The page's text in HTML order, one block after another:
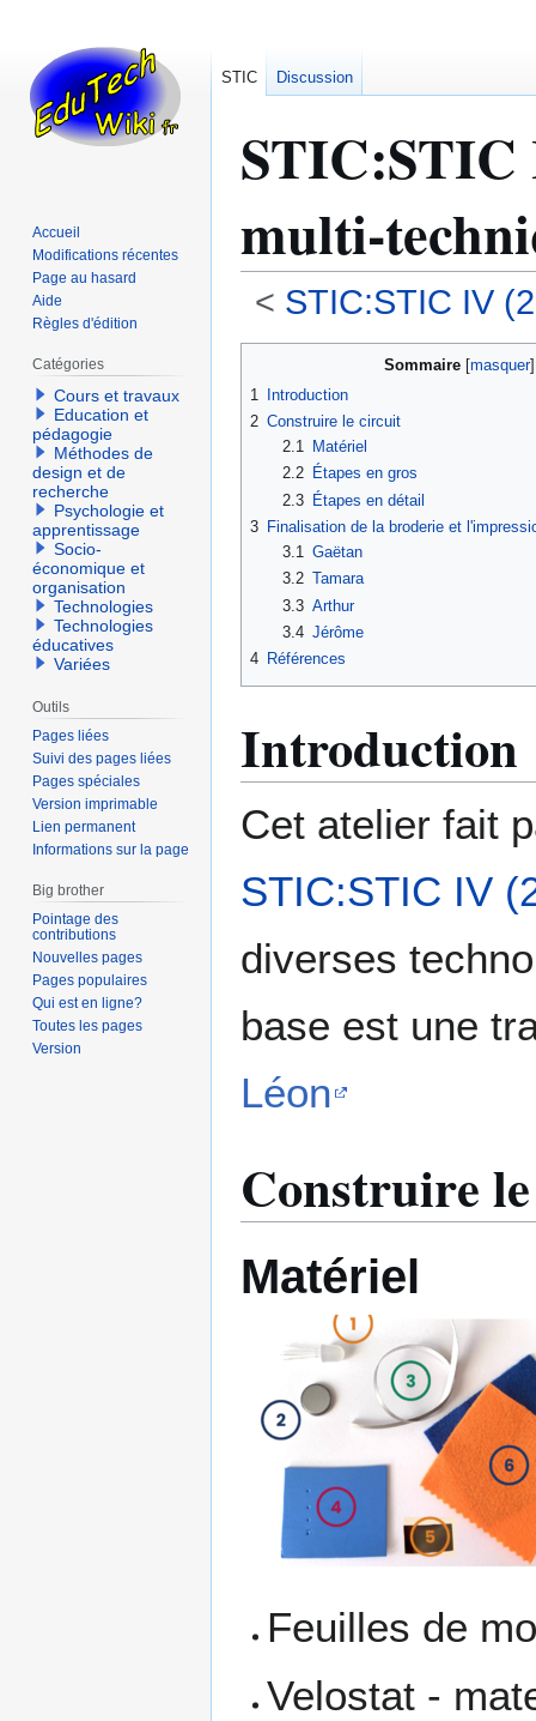
STIC:STIC
multi-
< STIC:STIC IV
Sommaire
1
Introduction
2 Construire le circuit
2.1
Matériel
2.2
Étapes en gros
2.3 Étapes en détail
3 Finalisation de la broderie et
3.1
Gaëtan
3.2 Tamara
3.3 Arthur
3.4 Jérôme
4 Références
Introduction
Cet atelier fait
STIC:STIC IV
diverses
base est une
Léon
Construire
Matériel
Feuilles de
Velostat -
STIC Discussion
Accueil
Modifications récentes
Page au hasard
Aide
Règles d'édition
Catégories
Cours et travaux
Education et
pédagogie
Méthodes de
design et de
recherche
Psychologie et
apprentissage
Socio-
économique et
organisation
Technologies
Technologies
éducatives
Variées
Outils
Pages liées
Suivi des pages liées
Pages spéciales
Version imprimable
Lien permanent
Informations sur la page
Big brother
Pointage des
contributions
Nouvelles pages
Pages populaires
Qui est en ligne?
Toutes les pages
Version